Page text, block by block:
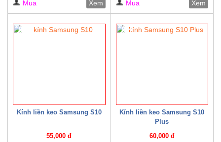
Mua Xem Mua Xem
Kính liền keo Samsung S10
55,000 đ
8%
Kính liền keo Samsung S10
Plus
60,000 đ
8%